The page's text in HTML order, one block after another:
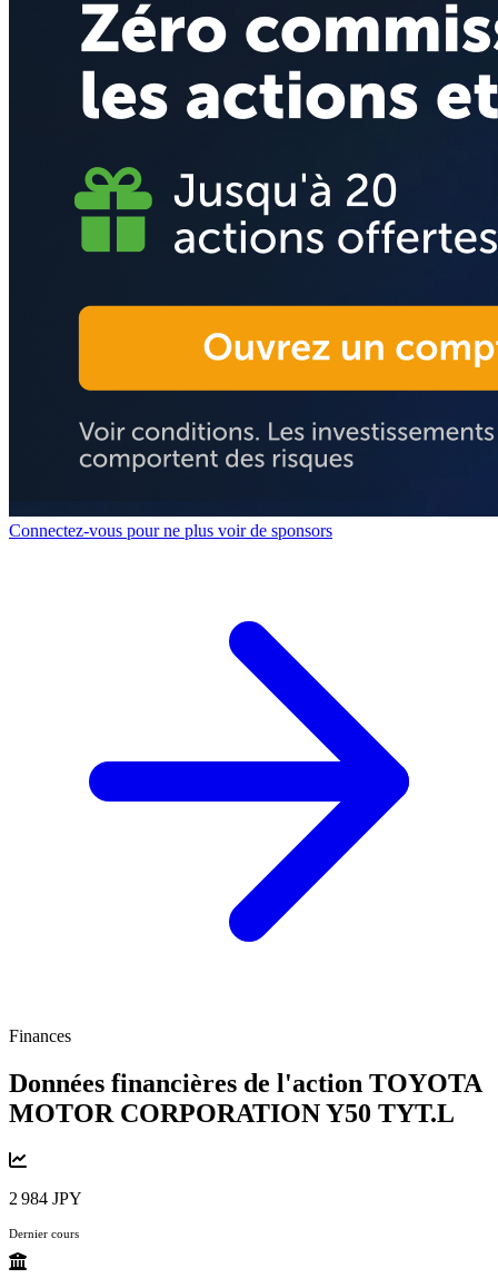
Connectez-vous pour ne plus voir de sponsors
Finances
Données financières de l'action TOYOTA
MOTOR CORPORATION Y50 TYT.L
2 984 JPY
Dernier cours